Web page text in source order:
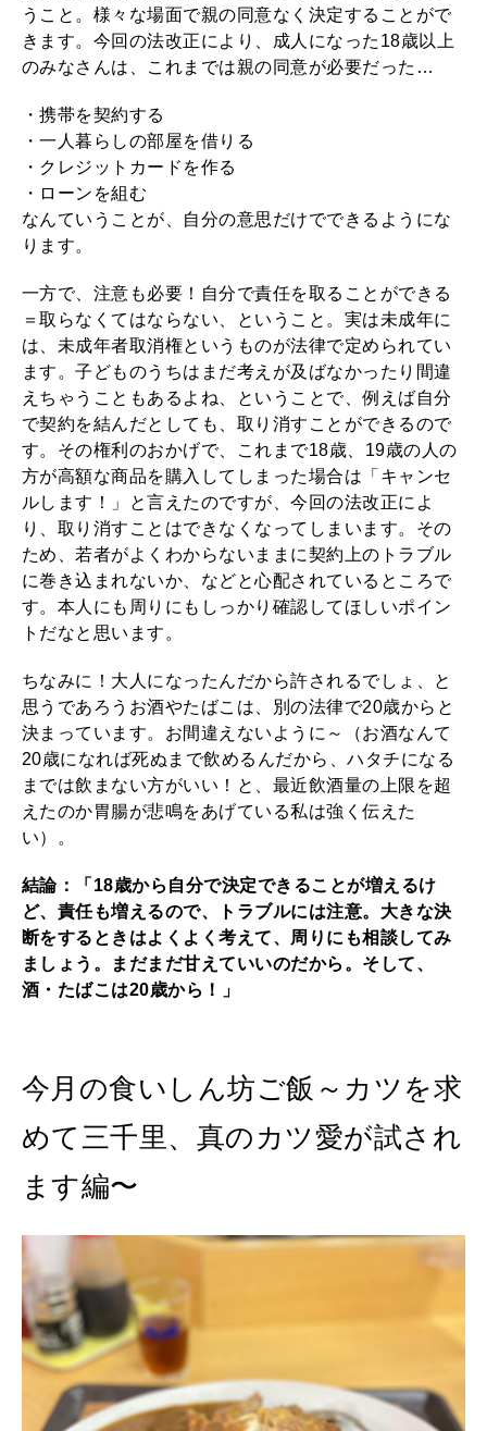
2025年12月号「お酒の新常識。」
うこと。様々な場面で親の同意なく決定することがで
きます。今回の法改正により、成人になった18歳以上
のみなさんは、これまでは親の同意が必要だった…
・携帯を契約する
・一人暮らしの部屋を借りる
・クレジットカードを作る
・ローンを組む
なんていうことが、自分の意思だけでできるようにな
ります。
一方で、注意も必要！自分で責任を取ることができる
＝取らなくてはならない、ということ。実は未成年に
は、未成年者取消権というものが法律で定められてい
ます。子どものうちはまだ考えが及ばなかったり間違
えちゃうこともあるよね、ということで、例えば自分
で契約を結んだとしても、取り消すことができるので
す。その権利のおかげで、これまで18歳、19歳の人の
方が高額な商品を購入してしまった場合は「キャンセ
ルします！」と言えたのですが、今回の法改正によ
り、取り消すことはできなくなってしまいます。その
ため、若者がよくわからないままに契約上のトラブル
に巻き込まれないか、などと心配されているところで
す。本人にも周りにもしっかり確認してほしいポイン
トだなと思います。
ちなみに！大人になったんだから許されるでしょ、と
思うであろうお酒やたばこは、別の法律で20歳からと
決まっています。お間違えないように～（お酒なんて
20歳になれば死ぬまで飲めるんだから、ハタチになる
までは飲まない方がいい！と、最近飲酒量の上限を超
えたのか胃腸が悲鳴をあげている私は強く伝えた
い）。
結論：「18歳から自分で決定できることが増えるけ
ど、責任も増えるので、トラブルには注意。大きな決
断をするときはよくよく考えて、周りにも相談してみ
ましょう。まだまだ甘えていいのだから。そして、
酒・たばこは20歳から！」
今月の食いしん坊ご飯～カツを求
めて三千里、真のカツ愛が試され
ます編〜